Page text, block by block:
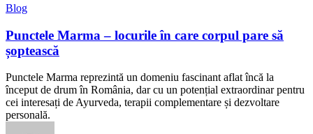
Punctele
–
locurile
în
corpul
pare
să
șoptească
Blog
Punctele Marma – locurile în care corpul pare să
șoptească
Punctele Marma reprezintă un domeniu fascinant aflat încă la
început de drum în România, dar cu un potențial extraordinar pentru
cei interesați de Ayurveda, terapii complementare și dezvoltare
personală.